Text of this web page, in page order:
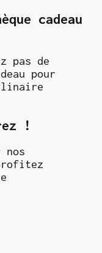
cadeau
pas de
pour
!
nos